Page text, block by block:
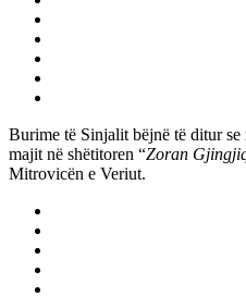
Burime të Sinjalit bëjnë të ditur se
majit në shëtitoren “Zoran
Mitrovicën e Veriut.